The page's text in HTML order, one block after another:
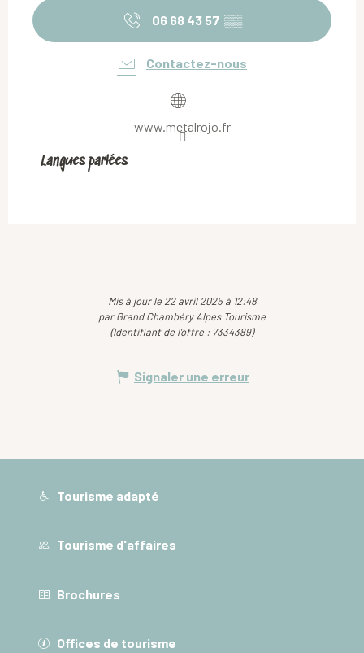
06 68 43 57 ▒▒
Contactez-nous
www.metalrojo.fr
Langues parlées
Langues parlées
Mis à jour le 22 avril 2025 à 12:48
par Grand Chambéry Alpes Tourisme
(Identifiant de l'offre : 7334389)
Signaler une erreur
Tourisme adapté
Tourisme d'affaires
Brochures
Offices de tourisme